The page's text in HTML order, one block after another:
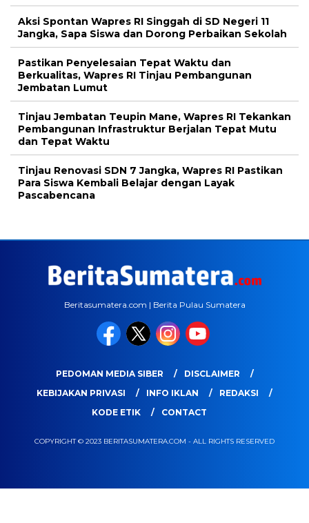
Aksi Spontan Wapres RI Singgah di SD Negeri 11
Jangka, Sapa Siswa dan Dorong Perbaikan Sekolah
Pastikan Penyelesaian Tepat Waktu dan
Berkualitas, Wapres RI Tinjau Pembangunan
Jembatan Lumut
Tinjau Jembatan Teupin Mane, Wapres RI Tekankan
Pembangunan Infrastruktur Berjalan Tepat Mutu
dan Tepat Waktu
Tinjau Renovasi SDN 7 Jangka, Wapres RI Pastikan
Para Siswa Kembali Belajar dengan Layak
Pascabencana
Beritasumatera.com | Berita Pulau Sumatera
PEDOMAN MEDIA SIBER
DISCLAIMER
KEBIJAKAN PRIVASI
INFO IKLAN
REDAKSI
KODE ETIK
CONTACT
COPYRIGHT © 2023 BERITASUMATERA.COM - ALL RIGHTS RESERVED